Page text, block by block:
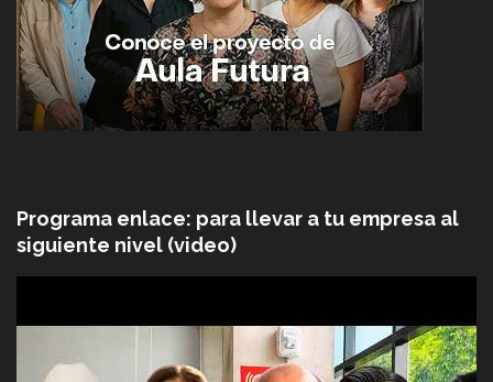
Programa enlace: para llevar a tu empresa al
siguiente nivel (video)